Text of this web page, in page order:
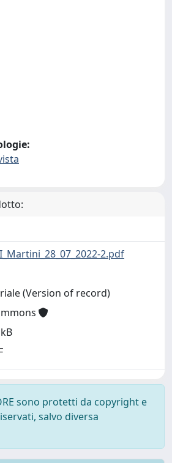
2.pdf
(Version of record)
sono protetti da copyright e
salvo diversa